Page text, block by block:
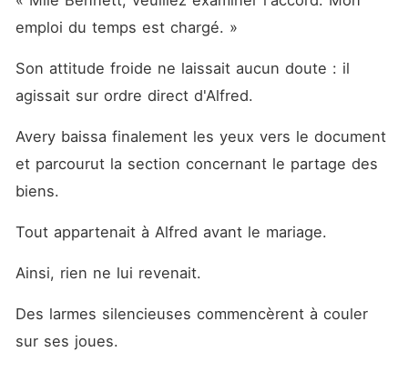
emploi du temps est chargé. »
Son attitude froide ne laissait aucun doute : il
agissait sur ordre direct d'Alfred.
Avery baissa finalement les yeux vers le document
et parcourut la section concernant le partage des
biens.
Tout appartenait à Alfred avant le mariage.
Ainsi, rien ne lui revenait.
Des larmes silencieuses commencèrent à couler
sur ses joues.